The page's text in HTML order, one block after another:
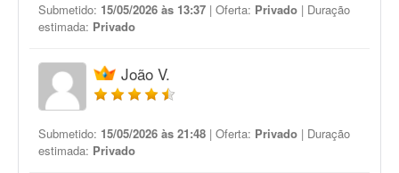
Submetido: 15/05/2026 às 13:37 | Oferta: Privado | Duração
estimada: Privado
João V.
Submetido: 15/05/2026 às 21:48 | Oferta: Privado | Duração
estimada: Privado